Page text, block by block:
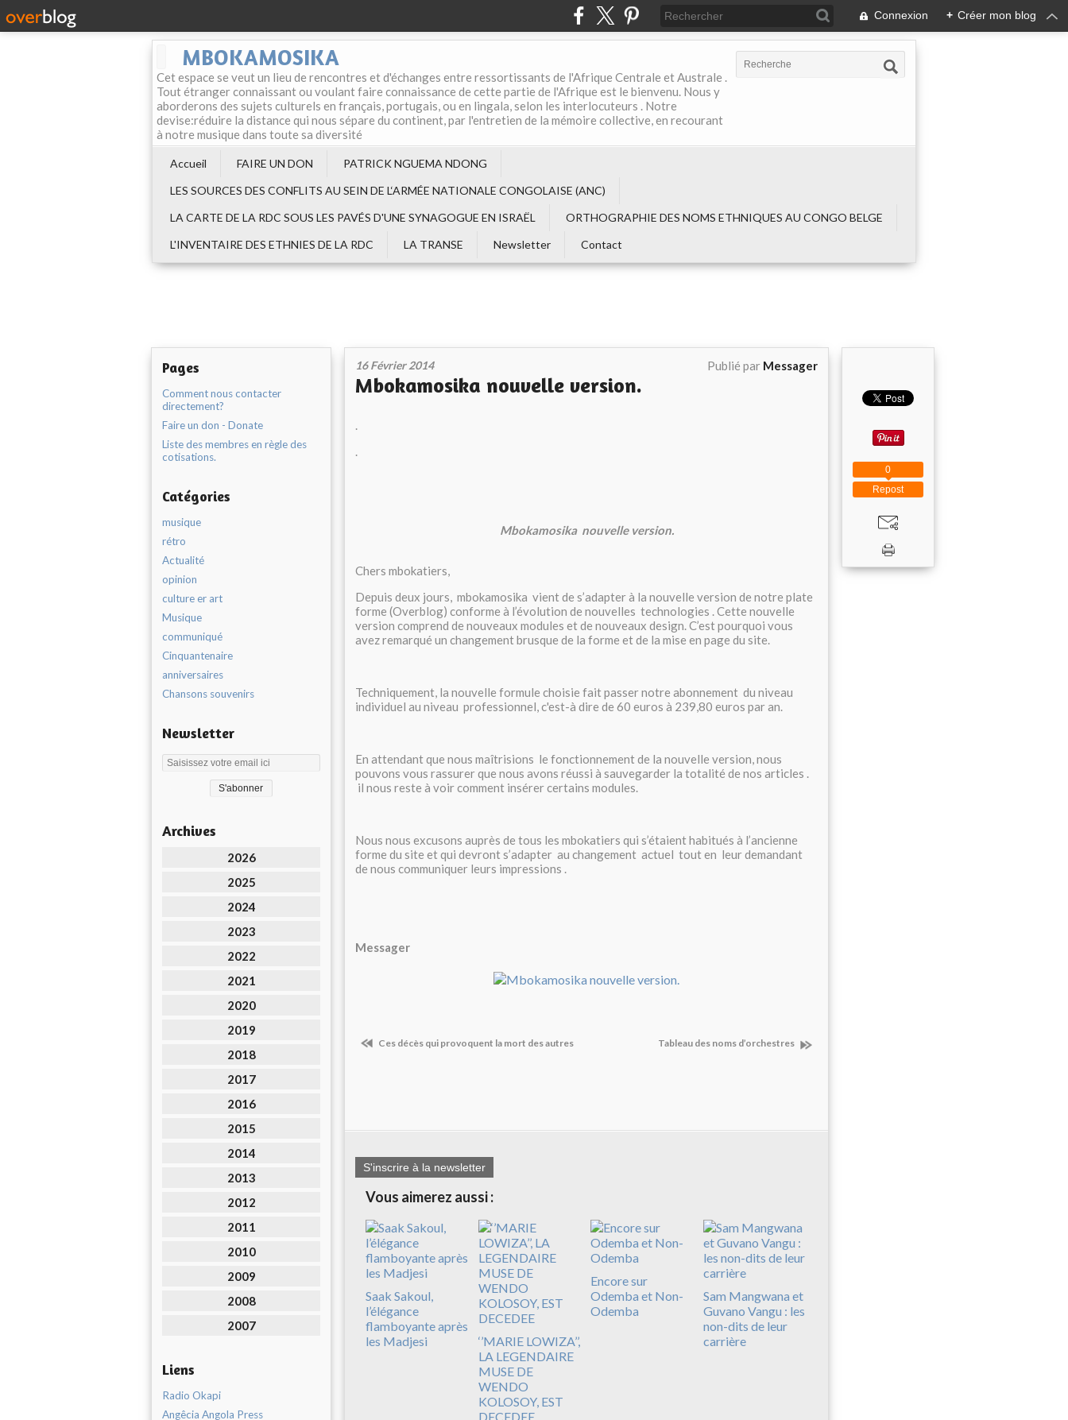
Connexion + Créer mon blog
MBOKAMOSIKA
Cet espace se veut un lieu de rencontres et d'échanges entre ressortissants de l'Afrique Centrale et Australe .
Tout étranger connaissant ou voulant faire connaissance de cette partie de l'Afrique est le bienvenu. Nous y
aborderons des sujets culturels en français, portugais, ou en lingala, selon les interlocuteurs . Notre
devise:réduire la distance qui nous sépare du continent, par l'entretien de la mémoire collective, en recourant
à notre musique dans toute sa diversité
Accueil FAIRE UN DON
PATRICK NGUEMA NDONG
LES SOURCES DES CONFLITS AU SEIN DE L‘ARMÉE NATIONALE CONGOLAISE (ANC)
LA CARTE DE LA RDC SOUS LES PAVÉS D'UNE SYNAGOGUE EN ISRAËL
ORTHOGRAPHIE DES NOMS ETHNIQUES AU CONGO BELGE
L'INVENTAIRE DES ETHNIES DE LA RDC
LA TRANSE Newsletter Contact
Pages
Comment nous contacter
directement?
Faire un don - Donate
Liste des membres en règle des
cotisations.
Catégories
musique
rétro
Actualité
opinion
culture er art
Musique
communiqué
Cinquantenaire
anniversaires
Chansons souvenirs
Newsletter
Archives
2026
2025
2024
2023
2022
2021
2020
2019
2018
2017
2016
2015
2014
2013
2012
2011
2010
2009
2008
2007
Liens
Radio Okapi
Angêcia Angola Press
16 Février 2014 Publié par Messager
Mbokamosika nouvelle version.
.
.
Mbokamosika nouvelle version.
Chers mbokatiers,
Depuis deux jours, mbokamosika vient de s’adapter à la nouvelle version de notre plate
forme (Overblog) conforme à l’évolution de nouvelles technologies . Cette nouvelle
version comprend de nouveaux modules et de nouveaux design. C’est pourquoi vous
avez remarqué un changement brusque de la forme et de la mise en page du site.
Techniquement, la nouvelle formule choisie fait passer notre abonnement du niveau
individuel au niveau professionnel, c'est-à dire de 60 euros à 239,80 euros par an.
En attendant que nous maîtrisions le fonctionnement de la nouvelle version, nous
pouvons vous rassurer que nous avons réussi à sauvegarder la totalité de nos articles .
il nous reste à voir comment insérer certains modules.
Nous nous excusons auprès de tous les mbokatiers qui s’étaient habitués à l’ancienne
forme du site et qui devront s’adapter au changement actuel tout en leur demandant
de nous communiquer leurs impressions .
Messager
Ces décès qui provoquent la mort des autres Tableau des noms d’orchestres
S'inscrire à la newsletter
Vous aimerez aussi :
Saak Sakoul,
l’élégance
flamboyante après
les Madjesi
‘’MARIE LOWIZA’’,
LA LEGENDAIRE
MUSE DE
WENDO
KOLOSOY, EST
DECEDEE
Encore sur
Odemba et Non-
Odemba
Sam Mangwana et
Guvano Vangu : les
non-dits de leur
carrière
Repost
0